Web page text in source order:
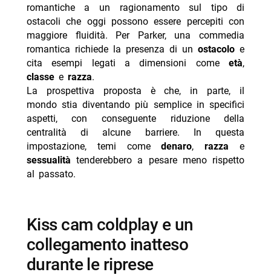
romantiche a un ragionamento sul tipo di
ostacoli che oggi possono essere percepiti con
maggiore fluidità. Per Parker, una commedia
romantica richiede la presenza di unostacolo e
cita esempi legati a dimensioni comeetà,
classee razza.
La prospettiva proposta è che, in parte, il
mondo stia diventando più semplice in specifici
aspetti, con conseguente riduzione della
centralità di alcune barriere. In questa
impostazione, temi comedenaro,razza e
sessualità tenderebbero a pesare meno rispetto
al passato.
kiss cam coldplay e un
collegamento inatteso
durante le riprese